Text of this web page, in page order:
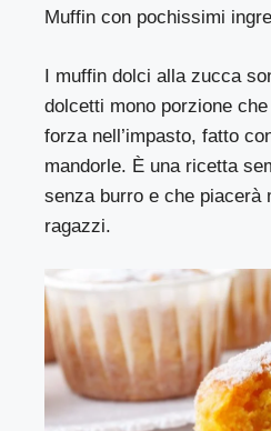
Muffin con pochissimi
I muffin dolci alla zucca
dolcetti mono porzione
forza nell’impasto, fatto
mandorle. È una ricetta
senza burro e che piacerà
ragazzi.